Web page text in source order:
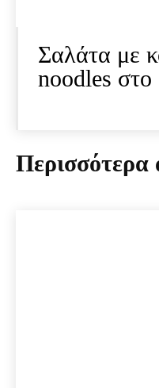
Σαλάτα με
noodles στο
Περισσότερα